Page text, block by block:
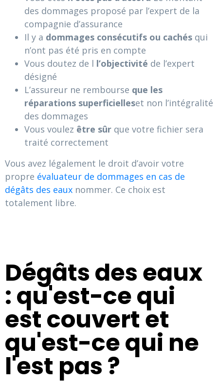
des dommages proposé par l’expert de la
compagnie d’assurance
Il y a dommages consécutifs ou cachés qui
n’ont pas été pris en compte
Vous doutez de l l’objectivité de l’expert
désigné
L’assureur ne rembourse que les
réparations superficielleset non l’intégralité
des dommages
Vous voulez être sûr que votre fichier sera
traité correctement
Vous avez légalement le droit d’avoir votre
propre évaluateur de dommages en cas de
dégâts des eaux nommer. Ce choix est
totalement libre.
Dégâts des eaux
: qu'est-ce qui
est couvert et
qu'est-ce qui ne
l'est pas ?